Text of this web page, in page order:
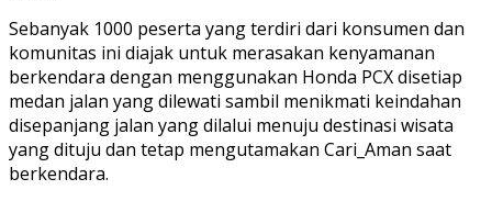
Sebanyak 1000 peserta yang terdiri dari konsumen dan
komunitas ini diajak untuk merasakan kenyamanan
berkendara dengan menggunakan Honda PCX disetiap
medan jalan yang dilewati sambil menikmati keindahan
disepanjang jalan yang dilalui menuju destinasi wisata
yang dituju dan tetap mengutamakan Cari_Aman saat
berkendara.